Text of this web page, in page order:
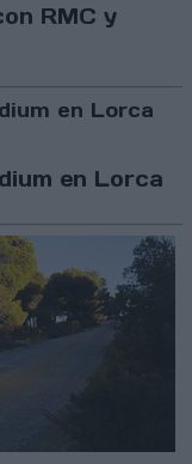
RMC y
en Lorca